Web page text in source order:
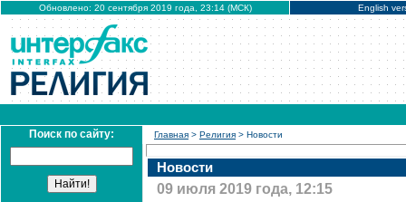
Обновлено: 20 сентября 2019 года, 23:14 (МСК) English
Поиск по сайту: Главная > Религия > Новости
Новости
09 июля 2019 года, 12:15